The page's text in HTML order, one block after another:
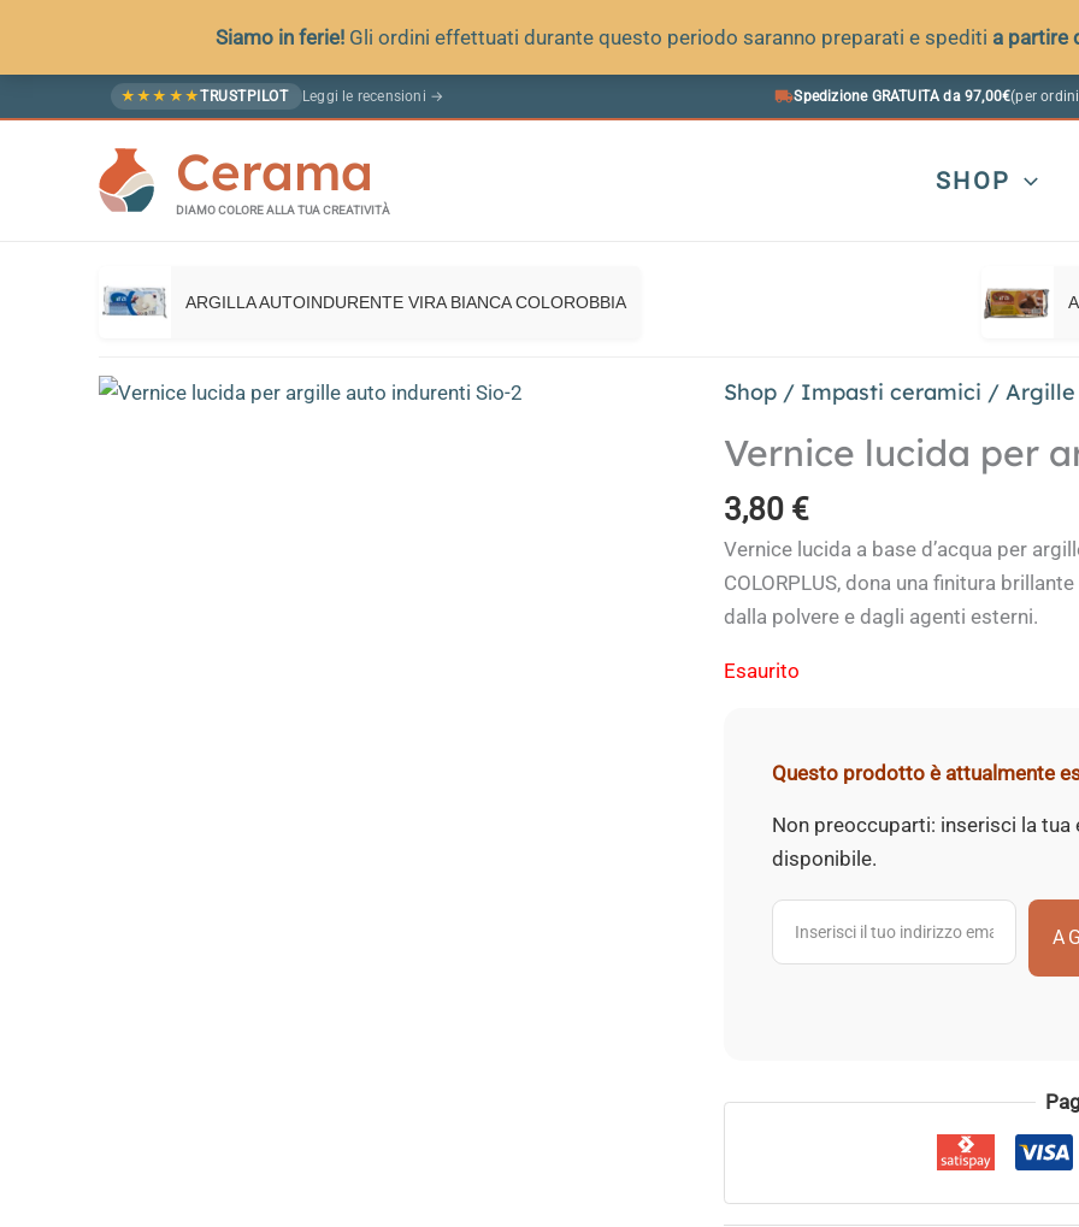
Siamo in ferie! Gli ordini effettuati durante questo periodo saranno preparati e spediti a partire
al
★ ★ ★ ★ ★TRUSTPILOT Leggi le recensioni → Spedizione GRATUITA da 97,00€(per
Cerama
DIAMO COLORE ALLA TUA CREATIVITÀ
SHOP
ARGILLA AUTOINDURENTE VIRA BIANCA COLOROBBIA
Shop / Impasti ceramici /
Vernice lucida per
3,80 €
Vernice lucida a base d’acqua per
COLORPLUS, dona una finitura
dalla polvere e dagli agenti esterni.
Esaurito
Questo prodotto è attualmente
Non preoccuparti: inserisci la tua
disponibile.